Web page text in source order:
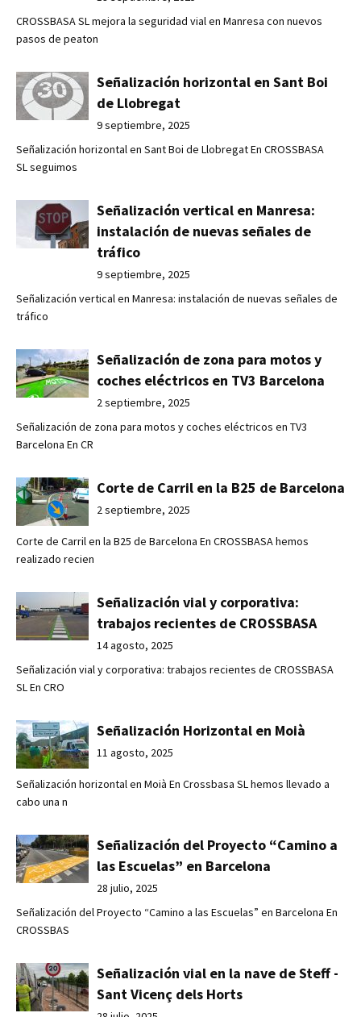
CROSSBASA SL mejora la seguridad vial en Manresa con nuevos
pasos de peaton
Señalización horizontal en Sant Boi
de Llobregat
9 septiembre, 2025
Señalización horizontal en Sant Boi de Llobregat En CROSSBASA
SL seguimos
Señalización vertical en Manresa:
instalación de nuevas señales de
tráfico
9 septiembre, 2025
Señalización vertical en Manresa: instalación de nuevas señales de
tráfico
Señalización de zona para motos y
coches eléctricos en TV3 Barcelona
2 septiembre, 2025
Señalización de zona para motos y coches eléctricos en TV3
Barcelona En CR
Corte de Carril en la B25 de Barcelona
2 septiembre, 2025
Corte de Carril en la B25 de Barcelona En CROSSBASA hemos
realizado recien
Señalización vial y corporativa:
trabajos recientes de CROSSBASA
14 agosto, 2025
Señalización vial y corporativa: trabajos recientes de CROSSBASA
SL En CRO
Señalización Horizontal en Moià
11 agosto, 2025
Señalización horizontal en Moià En Crossbasa SL hemos llevado a
cabo una n
Señalización del Proyecto “Camino a
las Escuelas” en Barcelona
28 julio, 2025
Señalización del Proyecto “Camino a las Escuelas” en Barcelona En
CROSSBAS
Señalización vial en la nave de Steff -
Sant Vicenç dels Horts